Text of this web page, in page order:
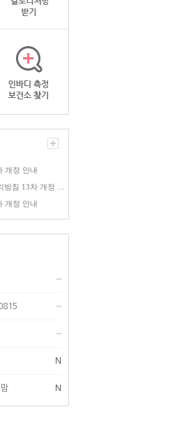
개정 안내
개정 안내
N
N